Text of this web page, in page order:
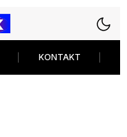
KONTAKT